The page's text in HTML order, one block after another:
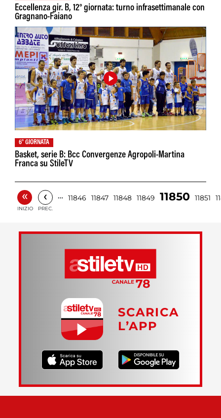
Eccellenza gir. B, 12° giornata: turno infrasettimanale con
Gragnano-Faiano
6° GIORNATA
Basket, serie B: Bcc Convergenze Agropoli-Martina
Franca su StileTV
«
INIZIO
‹
PREC.
… 11846 11847 11848 11849 11850 11851
SCARICA
L’APP